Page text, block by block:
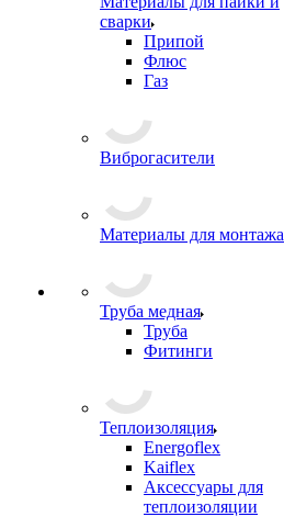
сварки
Припой
Флюс
Газ
Виброгасители
Материалы для монтажа
Труба медная
Труба
Фитинги
Теплоизоляция
Energoflex
Kaiflex
Аксессуары для
теплоизоляции